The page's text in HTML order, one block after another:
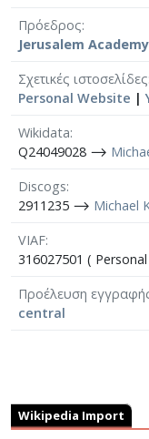
Πρόεδρος
Jerusalem
Σχετικές ιστοσελίδες
Personal Website |
Wikidata
Q24049028 ⟶
Discogs
2911235 ⟶ Michael
VIAF
316027501 (
Προέλευση
central
Wikipedia Import